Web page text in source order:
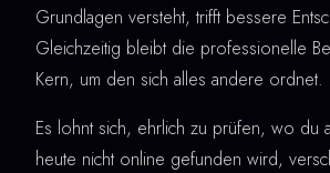
Grundlagen versteht, trifft bessere
Gleichzeitig bleibt die professionelle
Kern, um den sich alles andere ordnet.
Es lohnt sich, ehrlich zu prüfen, wo du
heute nicht online gefunden wird,